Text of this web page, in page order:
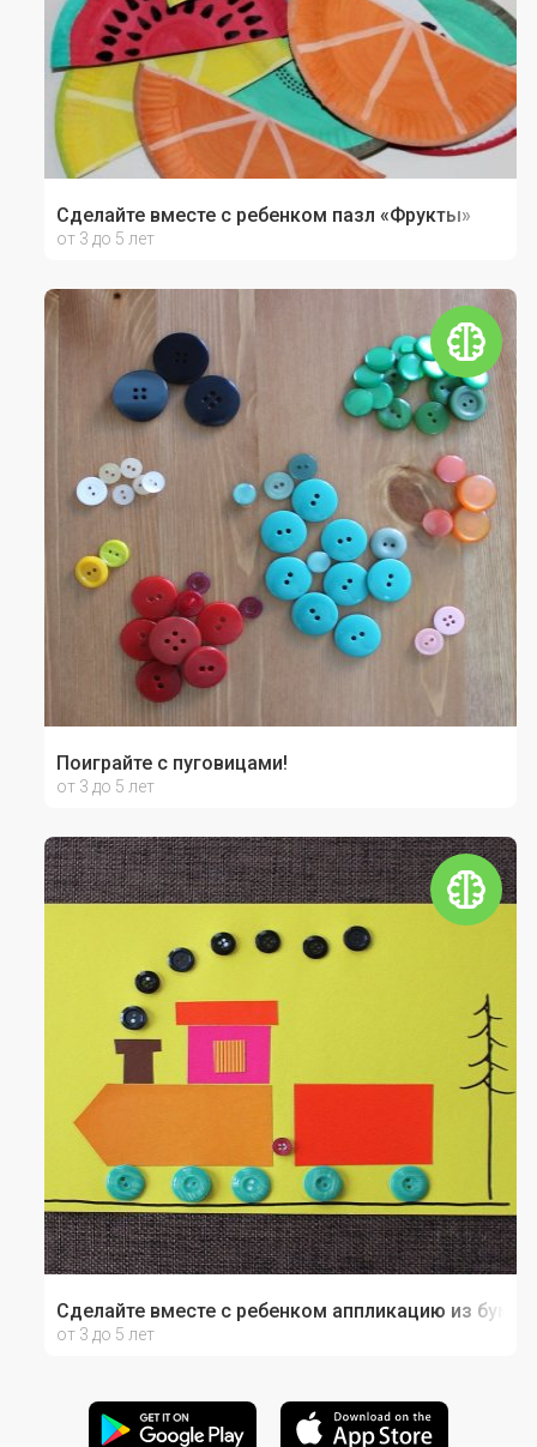
Сделайте вместе с ребенком пазл «Фрукты»
от 3 до 5 лет
Поиграйте с пуговицами!
от 3 до 5 лет
Сделайте вместе с ребенком аппликацию из
от 3 до 5 лет